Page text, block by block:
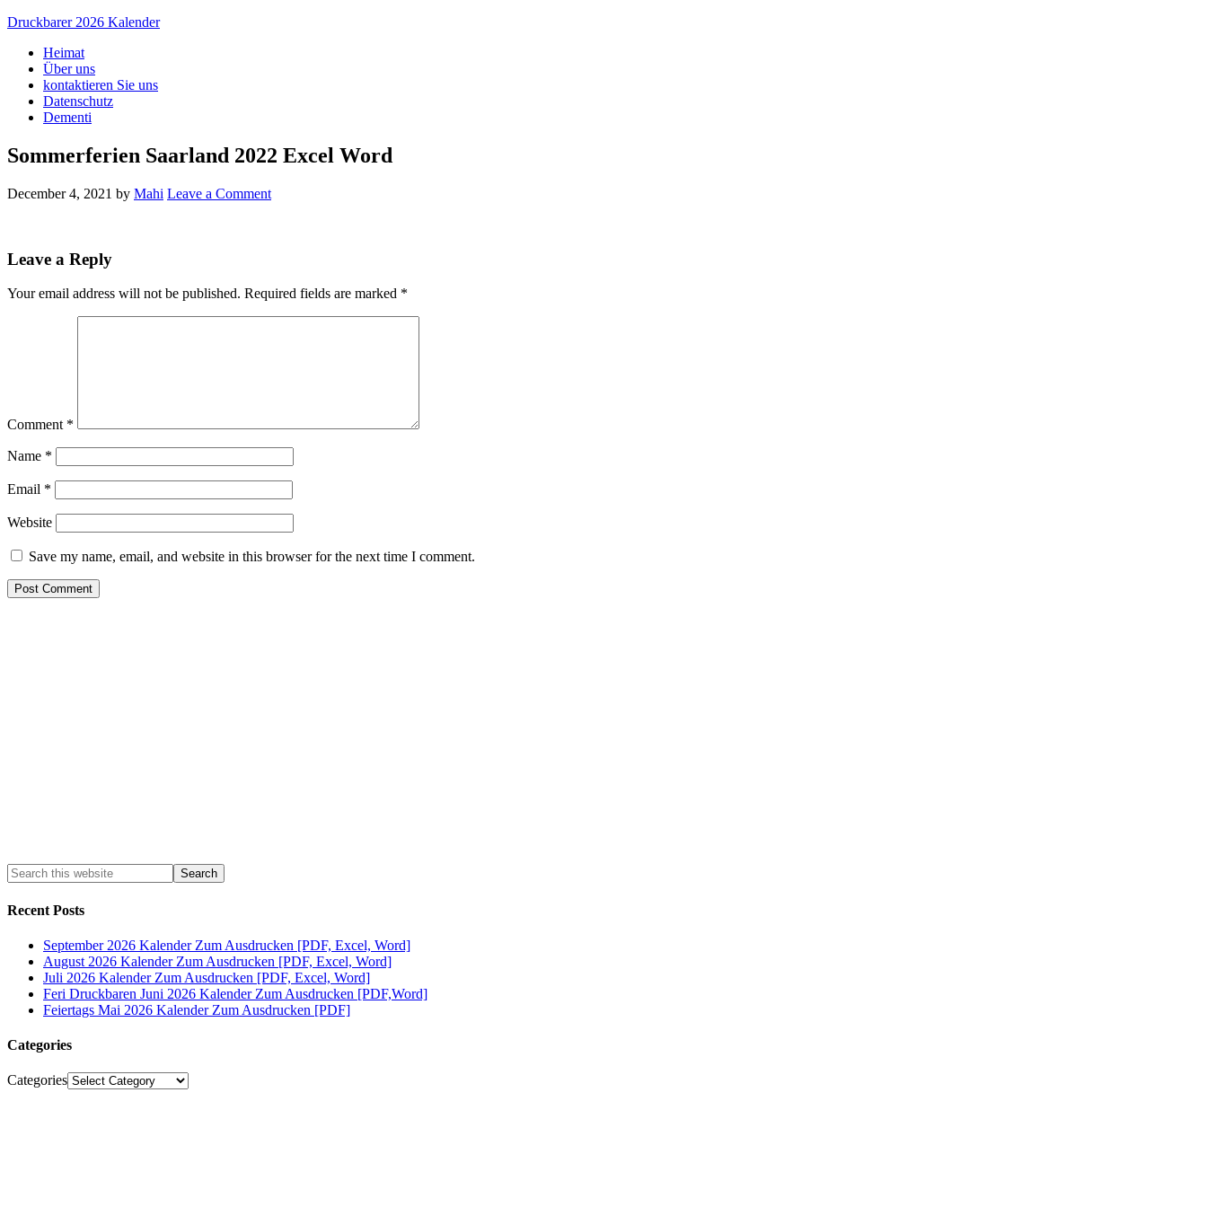
Druckbarer 2026 Kalender
Heimat
Über uns
kontaktieren Sie uns
Datenschutz
Dementi
Sommerferien Saarland 2022 Excel Word
December 4, 2021 by Mahi Leave a Comment
Leave a Reply
Your email address will not be published. Required fields are marked *
Comment *
Name *
Email *
Website
Save my name, email, and website in this browser for the next time I comment.
Recent Posts
September 2026 Kalender Zum Ausdrucken [PDF, Excel, Word]
August 2026 Kalender Zum Ausdrucken [PDF, Excel, Word]
Juli 2026 Kalender Zum Ausdrucken [PDF, Excel, Word]
Feri Druckbaren Juni 2026 Kalender Zum Ausdrucken [PDF,Word]
Feiertags Mai 2026 Kalender Zum Ausdrucken [PDF]
Categories
Categories